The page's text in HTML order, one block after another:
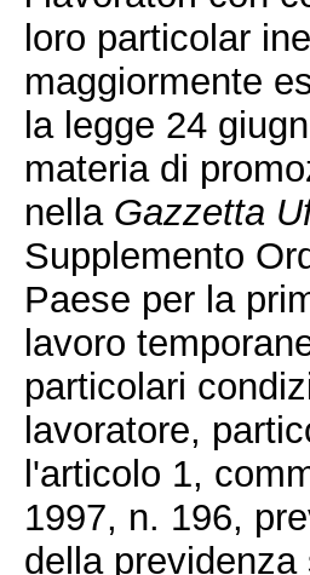
loro particolar
maggiormente
la legge 24
materia di
nella Gazzetta
Supplemento
Paese per la
lavoro
particolari
lavoratore,
l'articolo 1,
1997, n. 196,
della